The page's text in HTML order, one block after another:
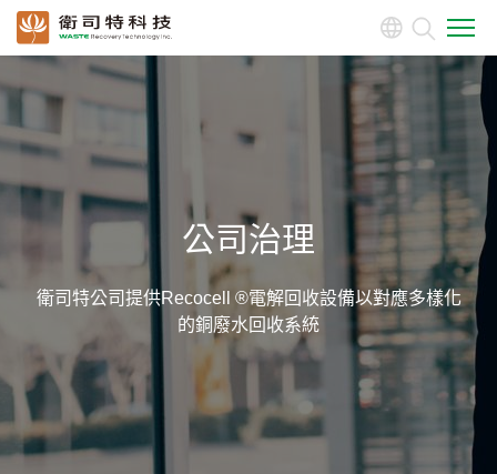
關於我們
產品介紹
公司治理
董事會
功能性委員會
公司治理主管
公司治理
衛司特公司提供Recocell ®電解回收設備以對應多樣化
的銅廢水回收系統